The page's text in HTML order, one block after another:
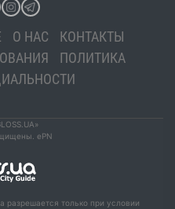
О НАС
КОНТАКТЫ
ПОЛИТИКА
ePN
разрешается только при условии